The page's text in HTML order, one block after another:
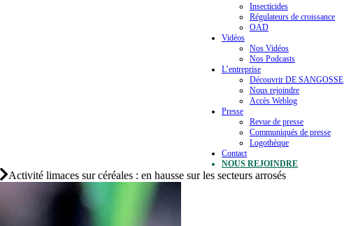
Insecticides
Régulateurs de croissance
OAD
Vidéos
Nos Vidéos
Nos Podcasts
L’entreprise
Découvrir DE SANGOSSE
Nous rejoindre
Accès Weblog
Presse
Revue de presse
Communiqués de presse
Logothèque
Contact
NOUS REJOINDRE
Activité limaces sur céréales : en hausse sur les secteurs arrosés